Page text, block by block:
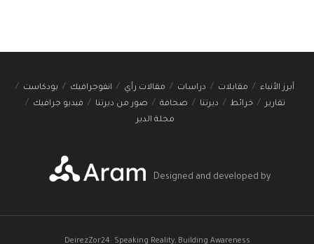
أبرز الأنباء مقابلات دراسات مقالات رأي انفوجرافيك
بودكاست
تقارير
خرائط ديرتنا صحافة صور من ديرتنا
فيديو جرافيك
مجلة الدير
Designed and developed by
DeirezZor24: Speaking Reality, Building Awareness